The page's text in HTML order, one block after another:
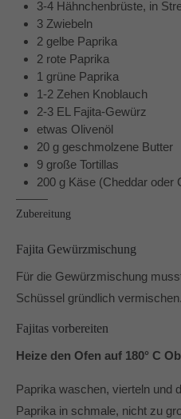
Dabei unterstützen mich vor
Pampered Chef® und der
In und um
den Produkten von
3-4 Hähnchenbrüste, in
3 Zwiebeln
2 gelbe Paprika
2 rote Paprika
1 grüne Paprika
1-2 Zehen Knoblauch
2-3 EL Fajita-Gewürz
etwas Olivenöl
20 g geschmolzene Butter
9 große Tortillas
200 g Käse (Cheddar oder
Zubereitung
Fajita Gewürzmischung
Für die Gewürzmischung
Schüssel gründlich vermischen.
Fajitas vorbereiten
Heize den Ofen auf 180° C
Paprika waschen, vierteln und
Paprika in schmale, nicht zu